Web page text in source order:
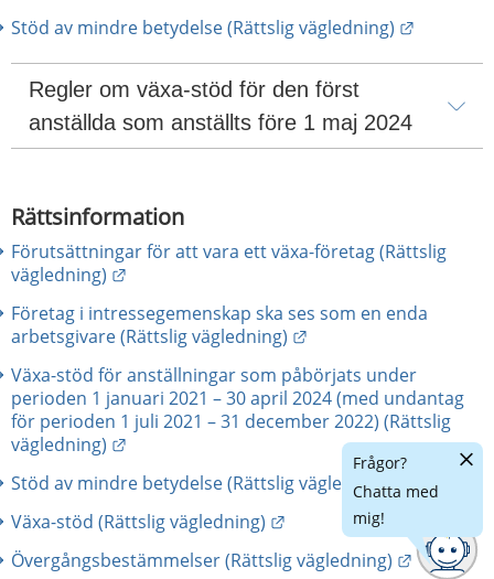
Stöd av mindre betydelse (Rättslig vägledning)
Regler om växa-stöd för den först
anställda som anställts före 1 maj 2024
Rättsinformation
Förutsättningar för att vara ett växa-företag (Rättslig
vägledning)
Företag i intressegemenskap ska ses som en enda
arbetsgivare (Rättslig vägledning)
Växa-stöd för anställningar som påbörjats under
perioden 1 januari 2021 – 30 april 2024 (med undantag
för perioden 1 juli 2021 – 31 december 2022) (Rättslig
vägledning)
Stöd av mindre betydelse (Rättslig vägledning)
Länk till
Växa-stöd (Rättslig vägledning)
Länk till annan
Övergångsbestämmelser (Rättslig vägledning)
Länk till
Frågor?
Chatta med
mig!
Dölj